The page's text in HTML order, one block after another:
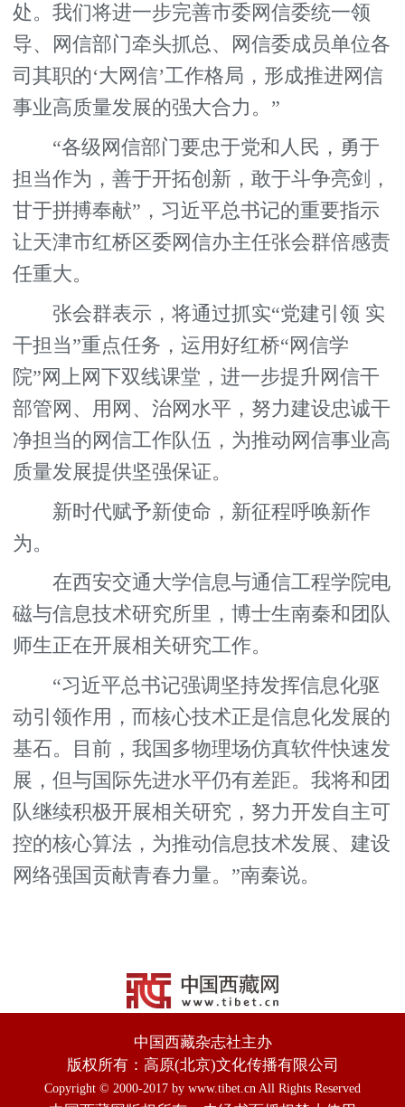
处。我们将进一步完善市委网信委统一领
导、网信部门牵头抓总、网信委成员单位各
司其职的‘大网信’工作格局，形成推进网信
事业高质量发展的强大合力。”
“各级网信部门要忠于党和人民，勇于
担当作为，善于开拓创新，敢于斗争亮剑，
甘于拼搏奉献”，习近平总书记的重要指示
让天津市红桥区委网信办主任张会群倍感责
任重大。
张会群表示，将通过抓实“党建引领 实
干担当”重点任务，运用好红桥“网信学
院”网上网下双线课堂，进一步提升网信干
部管网、用网、治网水平，努力建设忠诚干
净担当的网信工作队伍，为推动网信事业高
质量发展提供坚强保证。
新时代赋予新使命，新征程呼唤新作
为。
在西安交通大学信息与通信工程学院电
磁与信息技术研究所里，博士生南秦和团队
师生正在开展相关研究工作。
“习近平总书记强调坚持发挥信息化驱
动引领作用，而核心技术正是信息化发展的
基石。目前，我国多物理场仿真软件快速发
展，但与国际先进水平仍有差距。我将和团
队继续积极开展相关研究，努力开发自主可
控的核心算法，为推动信息技术发展、建设
网络强国贡献青春力量。”南秦说。
中国西藏杂志社主办
版权所有：高原(北京)文化传播有限公司
Copyright © 2000-2017 by www.tibet.cn All Rights Reserved